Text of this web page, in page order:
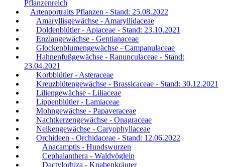
Pflanzenreich
Artenportraits Pflanzen - Stand: 25.08.2022
Amaryllisgewächse - Amaryllidaceae
Doldenblütler - Apiaceae - Stand: 23.10.2021
Enziangewächse - Gentianaceae
Glockenblumengewächse - Campanulaceae
Hahnenfußgewächse - Ranunculaceae - Stand:
23.04.2021
Korbblütler - Asteraceae
Kreuzblütengewächse - Brassicaceae - Stand: 30.12.2021
Liliengewächse - Liliaceae
Lippenblütler - Lamiaceae
Mohngewächse - Papaveraceae
Nachtkerzengewächse - Onagraceae
Nelkengewächse - Caryophyllaceae
Orchideen - Orchidaceae - Stand: 12.06.2022
Anacamptis - Hundswurzen
Cephalanthera - Waldvöglein
Dactylorhiza - Knabenkräuter